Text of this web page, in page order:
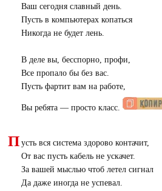
Ваш сегодня славный день.
Пусть в компьютерах копаться
Никогда не будет лень.
В деле вы, бесспорно, профи,
Все пропало бы без вас.
Пусть фартит вам на работе,
Вы ребята — просто класс.
П усть вся система здорово контачит,
От вас пусть кабель не ускачет.
За вашей мыслью чтоб летел сигнал
Да даже иногда не успевал.